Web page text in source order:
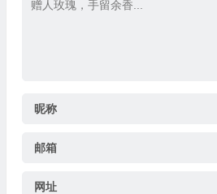
昵称
邮箱
网址